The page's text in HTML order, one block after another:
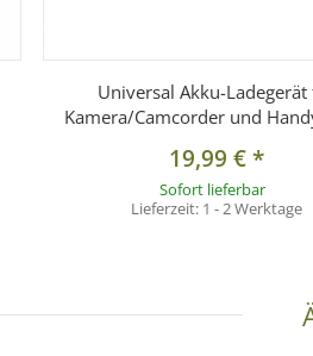
Universal Akku-Ladegerät
Kamera/Camcorder und
19,99 €*
Sofort lieferbar
Lieferzeit: 1 - 2 Werktage